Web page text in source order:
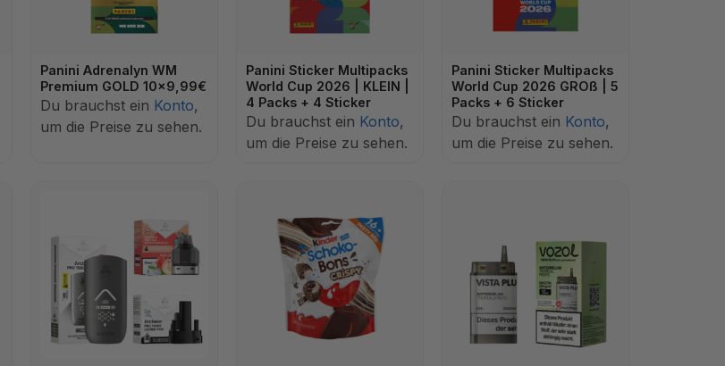
Panini Adrenalyn WM
Premium GOLD 10x9,99€
Du brauchst ein Konto,
um die Preise zu sehen.
Panini Sticker Multipacks
World Cup 2026 | KLEIN |
4 Packs + 4 Sticker
Du brauchst ein Konto,
um die Preise zu sehen.
Panini Sticker Multipacks
World Cup 2026 GROß | 5
Packs + 6 Sticker
Du brauchst ein Konto,
um die Preise zu sehen.